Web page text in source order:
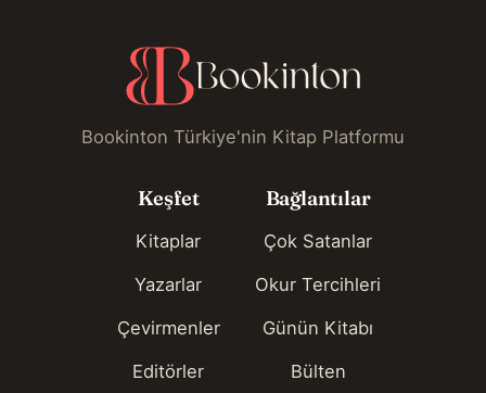
Bookinton Türkiye'nin Kitap Platformu
Keşfet
Kitaplar
Yazarlar
Çevirmenler
Editörler
Bağlantılar
Çok Satanlar
Okur Tercihleri
Günün Kitabı
Bülten